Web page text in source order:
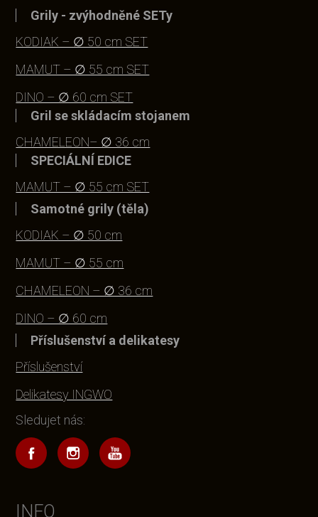
Grily - zvýhodněné SETy
KODIAK – ∅ 50 cm SET
MAMUT – ∅ 55 cm SET
DINO – ∅ 60 cm SET
Gril se skládacím stojanem
CHAMELEON– ∅ 36 cm
SPECIÁLNÍ EDICE
MAMUT – ∅ 55 cm SET
Samotné grily (těla)
KODIAK – ∅ 50 cm
MAMUT – ∅ 55 cm
CHAMELEON – ∅ 36 cm
DINO – ∅ 60 cm
Příslušenství a delikatesy
Příslušenství
Delikatesy INGWO
Sledujet nás:
INFO